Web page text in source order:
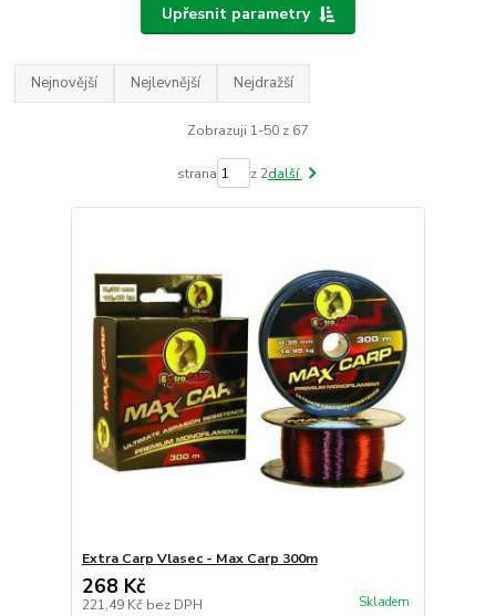
Upřesnit parametry
Nejnovější Nejlevnější Nejdražší
Zobrazuji 1-50 z 67
strana z 2další
Extra Carp Vlasec - Max Carp 300m
268 Kč
221,49 Kč bez DPH Skladem